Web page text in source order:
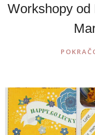
Workshopy od